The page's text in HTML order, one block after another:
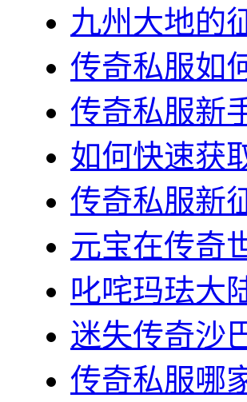
九州大地的
传奇私服如
传奇私服新
如何快速获
传奇私服新
元宝在传奇
叱咤玛珐大
迷失传奇沙
传奇私服哪